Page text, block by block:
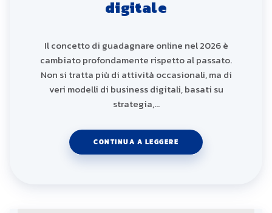
digitale
Il concetto di guadagnare online nel 2026 è
cambiato profondamente rispetto al passato.
Non si tratta più di attività occasionali, ma di
veri modelli di business digitali, basati su
strategia,…
CONTINUA A LEGGERE